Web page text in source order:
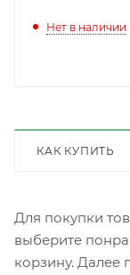
Нет в наличии
КАК КУПИТЬ
Для покупки
выберите
корзину. Далее